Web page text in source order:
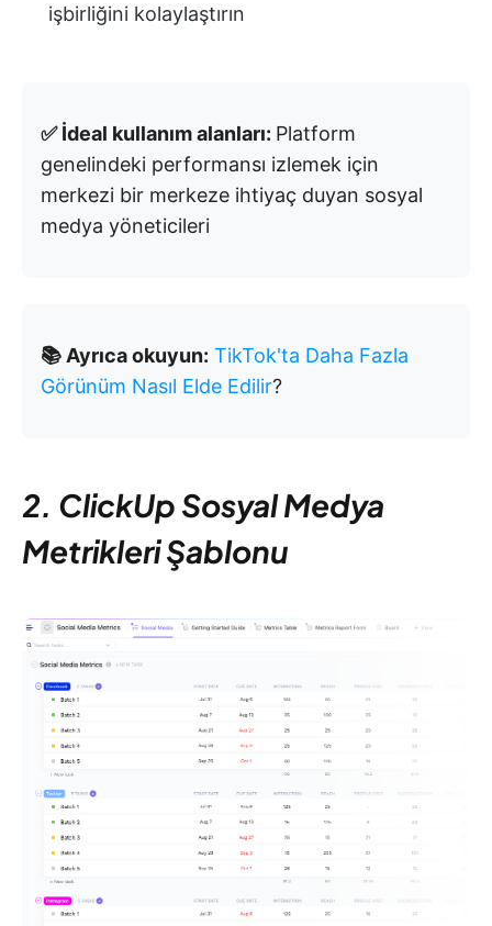
işbirliğini kolaylaştırın
✅ İdeal kullanım alanları: Platform
genelindeki performansı izlemek için
merkezi bir merkeze ihtiyaç duyan sosyal
medya yöneticileri
📚 Ayrıca okuyun: TikTok'ta Daha Fazla
Görünüm Nasıl Elde Edilir?
2. ClickUp Sosyal Medya
Metrikleri Şablonu